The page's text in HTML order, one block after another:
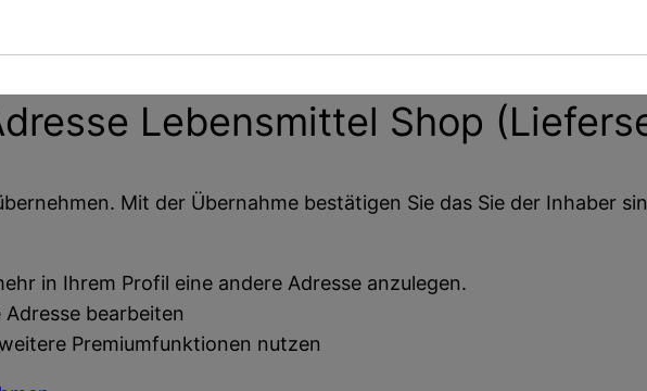
Lebensmittel Shop
Mit der Übernahme bestätigen Sie das Sie der Inhaber
in Ihrem Profil eine andere Adresse anzulegen.
bearbeiten
Premiumfunktionen nutzen